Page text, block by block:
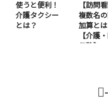
使うと便利！
介護タクシー
とは？
【訪問看
複数名
加算とは
【介護
保険】
-